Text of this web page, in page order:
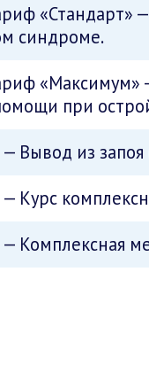
«Стандарт»
синдроме.
«Максимум»
при
Вывод из запоя
Курс
Комплексная